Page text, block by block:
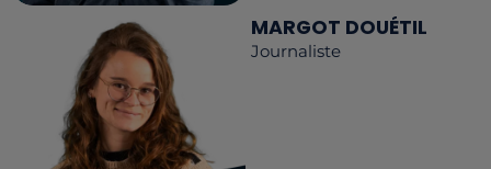
MARGOT DOUÉTIL
Journaliste